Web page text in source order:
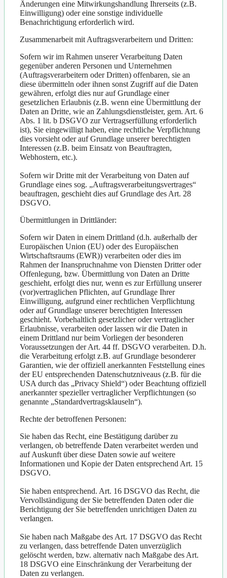
Änderungen eine Mitwirkungshandlung Ihrerseits (z.B.
Einwilligung) oder eine sonstige individuelle
Benachrichtigung erforderlich wird.
Zusammenarbeit mit Auftragsverarbeitern und Dritten:
Sofern wir im Rahmen unserer Verarbeitung Daten
gegenüber anderen Personen und Unternehmen
(Auftragsverarbeitern oder Dritten) offenbaren, sie an
diese übermitteln oder ihnen sonst Zugriff auf die Daten
gewähren, erfolgt dies nur auf Grundlage einer
gesetzlichen Erlaubnis (z.B. wenn eine Übermittlung der
Daten an Dritte, wie an Zahlungsdienstleister, gem. Art. 6
Abs. 1 lit. b DSGVO zur Vertragserfüllung erforderlich
ist), Sie eingewilligt haben, eine rechtliche Verpflichtung
dies vorsieht oder auf Grundlage unserer berechtigten
Interessen (z.B. beim Einsatz von Beauftragten,
Webhostern, etc.).
Sofern wir Dritte mit der Verarbeitung von Daten auf
Grundlage eines sog. „Auftragsverarbeitungsvertrages“
beauftragen, geschieht dies auf Grundlage des Art. 28
DSGVO.
Übermittlungen in Drittländer:
Sofern wir Daten in einem Drittland (d.h. außerhalb der
Europäischen Union (EU) oder des Europäischen
Wirtschaftsraums (EWR)) verarbeiten oder dies im
Rahmen der Inanspruchnahme von Diensten Dritter oder
Offenlegung, bzw. Übermittlung von Daten an Dritte
geschieht, erfolgt dies nur, wenn es zur Erfüllung unserer
(vor)vertraglichen Pflichten, auf Grundlage Ihrer
Einwilligung, aufgrund einer rechtlichen Verpflichtung
oder auf Grundlage unserer berechtigten Interessen
geschieht. Vorbehaltlich gesetzlicher oder vertraglicher
Erlaubnisse, verarbeiten oder lassen wir die Daten in
einem Drittland nur beim Vorliegen der besonderen
Voraussetzungen der Art. 44 ff. DSGVO verarbeiten. D.h.
die Verarbeitung erfolgt z.B. auf Grundlage besonderer
Garantien, wie der offiziell anerkannten Feststellung eines
der EU entsprechenden Datenschutzniveaus (z.B. für die
USA durch das „Privacy Shield“) oder Beachtung offiziell
anerkannter spezieller vertraglicher Verpflichtungen (so
genannte „Standardvertragsklauseln“).
Rechte der betroffenen Personen:
Sie haben das Recht, eine Bestätigung darüber zu
verlangen, ob betreffende Daten verarbeitet werden und
auf Auskunft über diese Daten sowie auf weitere
Informationen und Kopie der Daten entsprechend Art. 15
DSGVO.
Sie haben entsprechend. Art. 16 DSGVO das Recht, die
Vervollständigung der Sie betreffenden Daten oder die
Berichtigung der Sie betreffenden unrichtigen Daten zu
verlangen.
Sie haben nach Maßgabe des Art. 17 DSGVO das Recht
zu verlangen, dass betreffende Daten unverzüglich
gelöscht werden, bzw. alternativ nach Maßgabe des Art.
18 DSGVO eine Einschränkung der Verarbeitung der
Daten zu verlangen.